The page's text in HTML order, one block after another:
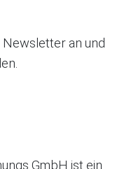
an und
GmbH ist ein